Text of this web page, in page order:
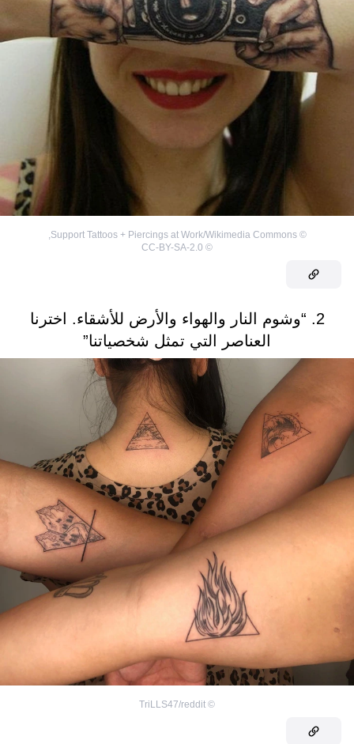
©
Support Tattoos + Piercings at Work/Wikimedia Commons
©
CC-BY-SA-2.0
2. “وشوم النار والهواء والأرض للأشقاء. اخترنا
العناصر التي تمثل شخصياتنا”
©
TriLLS47/reddit